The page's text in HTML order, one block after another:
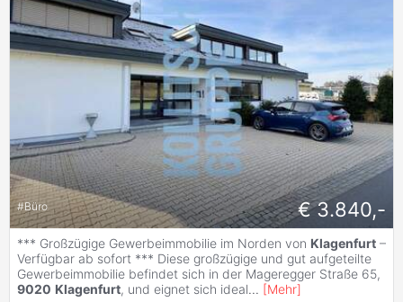
#Büro € 3.840,-
*** Großzügige Gewerbeimmobilie im Norden von Klagenfurt –
Verfügbar ab sofort *** Diese großzügige und gut aufgeteilte
Gewerbeimmobilie befindet sich in der Mageregger Straße 65,
9020 Klagenfurt, und eignet sich ideal... [Mehr]